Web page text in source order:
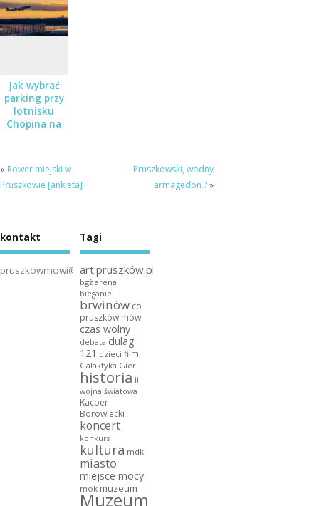
do wygrania
podwójne
zaproszenia!
Jak wybrać
parking przy
lotnisku
Chopina na
« Rower miejski w
Pruszkowie [ankieta]
Pruszkowski, wodny
armagedon.?»
kontakt
pruszkowmowi@gmail.com
Tagi
art.pruszków.pl
bgż arena
bieganie
brwinów co
pruszków mówi
czas wolny
debata dulag
121 dzieci film
Galaktyka Gier
historia ii
wojna światowa
Kacper
Borowiecki
koncert
konkurs
kultura mdk
miasto
miejsce mocy
mok muzeum
Muzeum